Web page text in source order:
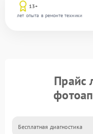
13+
лет опыта в ремонте техники
Прайс
Бесплатная диагностика